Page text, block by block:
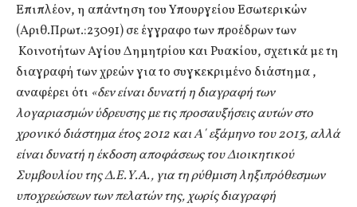
Επιπλέον, η απάντηση του Υπουργείου Εσωτερικών
(Αριθ.Πρωτ.:23091) σε έγγραφο των προέδρων των
Κοινοτήτων Αγίου Δημητρίου και Ρυακίου, σχετικά με τη
διαγραφή των χρεών για το συγκεκριμένο διάστημα ,
αναφέρει ότι «δεν είναι δυνατή η διαγραφή των
λογαριασμών ύδρευσης με τις προσαυξήσεις αυτών στο
χρονικό διάστημα έτος 2012 και Α΄ εξάμηνο του 2013, αλλά
είναι δυνατή η έκδοση αποφάσεως του Διοικητικού
Συμβουλίου της Δ.Ε.Υ.Α., για τη ρύθμιση ληξιπρόθεσμων
υποχρεώσεων των πελατών της, χωρίς διαγραφή